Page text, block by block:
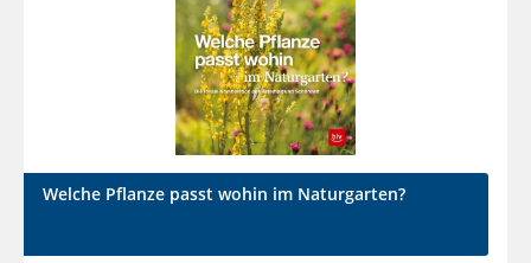
Welche Pflanze passt wohin im Naturgarten?